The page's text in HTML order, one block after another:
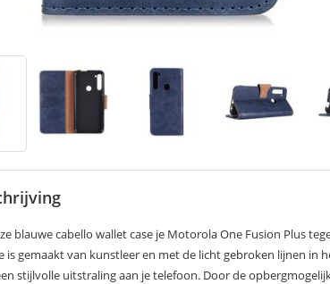
blauwe cabello wallet case je Motorola One Fusion Plus
is gemaakt van kunstleer en met de licht gebroken lijnen in
stijlvolle uitstraling aan je telefoon. Door de